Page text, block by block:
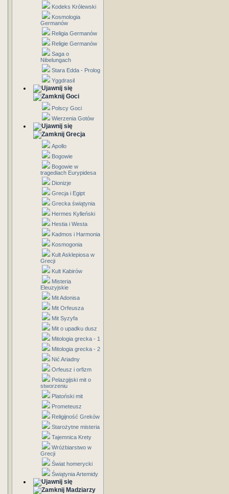
Kodeks Królewski
Kosmologia
Germanów
Religia Germanów
Religie Germanów
Saga o
Nibelungach
Stara Edda - Prolog
Yggdrasil
Goci
Polscy Goci
Wierzenia Gotów
Grecja
Apollo
Bogowie
Bogowie w
tragediach Eurypidesa
Dionizje
Grecja i Egipt
Grecka świątynia
Hermes Kylleński
Hestia i Westa
Kadmos i Harmonia
Kosmogonia
Kult Asklepiosa w
Grecji
Kult Kabirów
Misteria
Eleuzyjskie
Mit Adonisa
Mit Orfeusza
Mit Syzyfa
Mit o upadku dusz
Mitologia grecka - 1
Mitologia grecka - 2
Nić Ariadny
Orfeusz i orfizm
Pelazgijski mit o
stworzeniu
Platoński mit
Prometeusz
Religijność Greków
Starożytne misteria
Tajemnica Krety
Wróżbiarstwo w
Grecji
Świat homerycki
Świątynia Artemidy
Madziarzy